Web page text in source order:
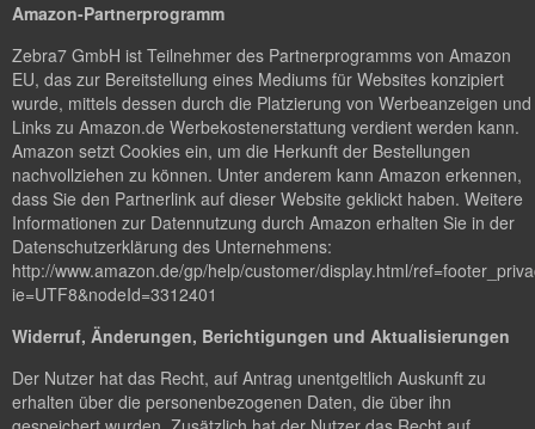
Amazon-Partnerprogramm
Zebra7 GmbH ist Teilnehmer des Partnerprogramms von Amazon
EU, das zur Bereitstellung eines Mediums für Websites konzipiert
wurde, mittels dessen durch die Platzierung von Werbeanzeigen und
Links zu Amazon.de Werbekostenerstattung verdient werden kann.
Amazon setzt Cookies ein, um die Herkunft der Bestellungen
nachvollziehen zu können. Unter anderem kann Amazon erkennen,
dass Sie den Partnerlink auf dieser Website geklickt haben. Weitere
Informationen zur Datennutzung durch Amazon erhalten Sie in der
Datenschutzerklärung des Unternehmens:
http://www.amazon.de/gp/help/customer/display.html/
ie=UTF8&nodeId=3312401
Widerruf, Änderungen, Berichtigungen und Aktualisierungen
Der Nutzer hat das Recht, auf Antrag unentgeltlich Auskunft zu
erhalten über die personenbezogenen Daten, die über ihn